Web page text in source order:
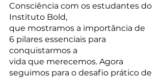
Consciência com os estudantes do
Instituto Bold,
que mostramos a importância de
6 pilares essenciais para
conquistarmos a
vida que merecemos. Agora
seguimos para o desafio prático de